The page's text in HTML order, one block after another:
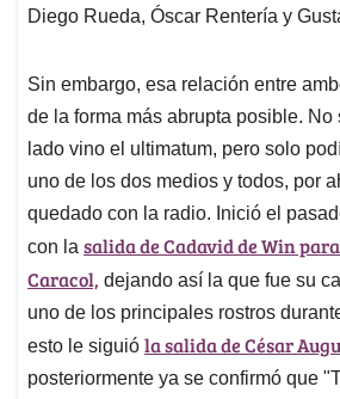
Diego Rueda, Óscar Rentería y
Sin embargo, esa relación entre
de la forma más abrupta posible. No
lado vino el ultimatum, pero solo
uno de los dos medios y todos, por
quedado con la radio. Inició el
con la salida de Cadavid de Win
Caracol, dejando así la que fue su
uno de los principales rostros
esto le siguió la salida de César
posteriormente ya se confirmó que